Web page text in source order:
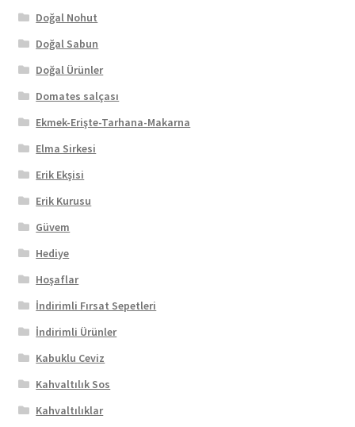
Doğal Nohut
Doğal Sabun
Doğal Ürünler
Domates salçası
Ekmek-Erişte-Tarhana-Makarna
Elma Sirkesi
Erik Ekşisi
Erik Kurusu
Güvem
Hediye
Hoşaflar
İndirimli Fırsat Sepetleri
İndirimli Ürünler
Kabuklu Ceviz
Kahvaltılık Sos
Kahvaltılıklar